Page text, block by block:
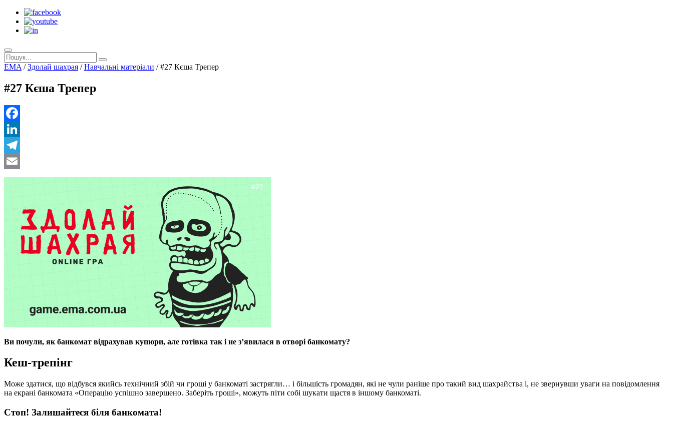
EMA /Здолай шахрая /Навчальнi матерiали /#27 Кєша Трепер
#27 Кєша Трепер
Facebook
LinkedIn
Telegram
Email
Ви почули, як банкомат відрахував купюри, але готівка так і не з’явилася в отворі банкомату?
Кеш-трепінг
Може здатися, що відбувся якийсь технічний збій чи гроші у банкоматі застрягли… і більшість громадян, які не чули раніше про такий вид шахрайства і, не звернувши уваги на повідомлення
на екрані банкомата «Операцію успішно завершено. Заберіть гроші», можуть піти собі шукати щастя в іншому банкоматі.
Стоп! Залишайтеся біля банкомата!